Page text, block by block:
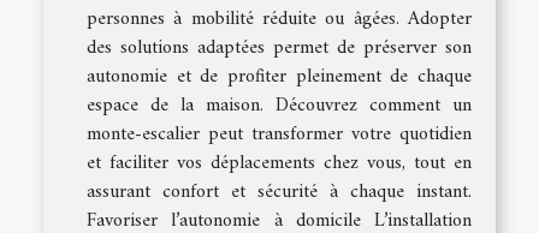
personnes à mobilité réduite ou âgées. Adopter
des solutions adaptées permet de préserver son
autonomie et de profiter pleinement de chaque
espace de la maison. Découvrez comment un
monte-escalier peut transformer votre quotidien
et faciliter vos déplacements chez vous, tout en
assurant confort et sécurité à chaque instant.
Favoriser l’autonomie à domicile L’installation